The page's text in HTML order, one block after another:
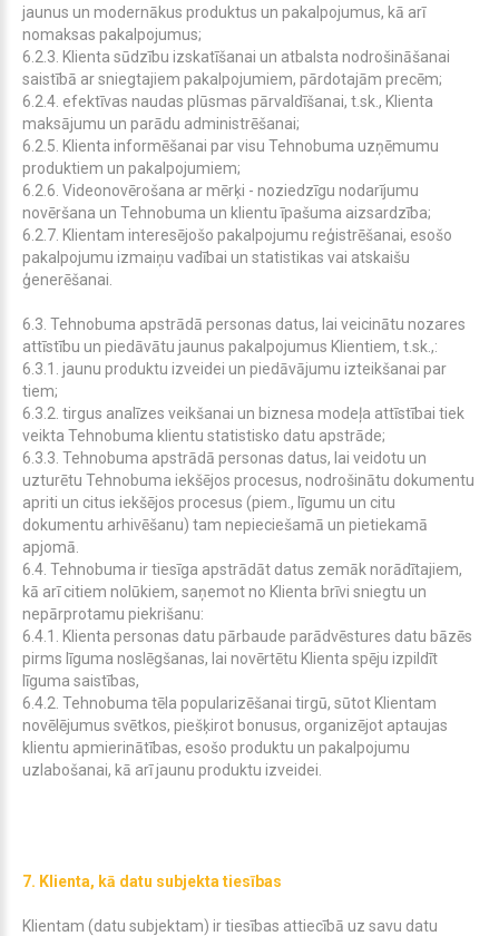
jaunus un modernākus produktus un pakalpojumus, kā arī
nomaksas pakalpojumus;
6.2.3. Klienta sūdzību izskatīšanai un atbalsta nodrošināšanai
saistībā ar sniegtajiem pakalpojumiem, pārdotajām precēm;
6.2.4. efektīvas naudas plūsmas pārvaldīšanai, t.sk., Klienta
maksājumu un parādu administrēšanai;
6.2.5. Klienta informēšanai par visu Tehnobuma uzņēmumu
produktiem un pakalpojumiem;
6.2.6. Videonovērošana ar mērķi - noziedzīgu nodarījumu
novēršana un Tehnobuma un klientu īpašuma aizsardzība;
6.2.7. Klientam interesējošo pakalpojumu reģistrēšanai, esošo
pakalpojumu izmaiņu vadībai un statistikas vai atskaišu
ģenerēšanai.
6.3. Tehnobuma apstrādā personas datus, lai veicinātu nozares
attīstību un piedāvātu jaunus pakalpojumus Klientiem, t.sk.,:
6.3.1. jaunu produktu izveidei un piedāvājumu izteikšanai par
tiem;
6.3.2. tirgus analīzes veikšanai un biznesa modeļa attīstībai tiek
veikta Tehnobuma klientu statistisko datu apstrāde;
6.3.3. Tehnobuma apstrādā personas datus, lai veidotu un
uzturētu Tehnobuma iekšējos procesus, nodrošinātu dokumentu
apriti un citus iekšējos procesus (piem., līgumu un citu
dokumentu arhivēšanu) tam nepieciešamā un pietiekamā
apjomā.
6.4. Tehnobuma ir tiesīga apstrādāt datus zemāk norādītajiem,
kā arī citiem nolūkiem, saņemot no Klienta brīvi sniegtu un
nepārprotamu piekrišanu:
6.4.1. Klienta personas datu pārbaude parādvēstures datu bāzēs
pirms līguma noslēgšanas, lai novērtētu Klienta spēju izpildīt
līguma saistības,
6.4.2. Tehnobuma tēla popularizēšanai tirgū, sūtot Klientam
novēlējumus svētkos, piešķirot bonusus, organizējot aptaujas
klientu apmierinātības, esošo produktu un pakalpojumu
uzlabošanai, kā arī jaunu produktu izveidei.
7. Klienta, kā datu subjekta tiesības
Klientam (datu subjektam) ir tiesības attiecībā uz savu datu